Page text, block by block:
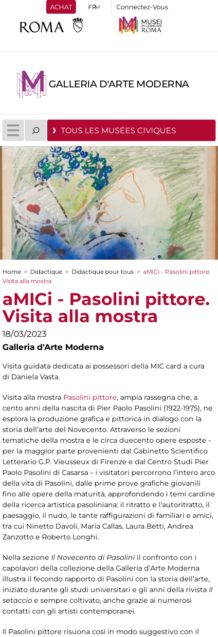
ACHAT Connectez-Vous
GALLERIA D'ARTE MODERNA
TOUS LES MUSÉES CIVIQUES
You are here
Home > Didactique > Didactique pour tous > aMICi - Pasolini pittore.
Visita alla mostra
aMICi - Pasolini pittore.
Visita alla mostra
18/03/2023
Galleria d'Arte Moderna
Visita guidata dedicata ai possessori della MIC card a cura
di Daniela Vasta.
Visita alla mostra Pasolini pittore, ampia rassegna che, a
cento anni della nascita di Pier Paolo Pasolini (1922-1975), ne
esplora la produzione grafica e pittorica in dialogo con la
storia dell’arte del Novecento. Attraverso le sezioni
tematiche della mostra e le circa duecento opere esposte -
per la maggior parte provenienti dal Gabinetto Scientifico
Letterario G.P. Vieusseux di Firenze e dal Centro Studi Pier
Paolo Pasolini di Casarsa – i visitatori percorrono l’intero arco
della vita di Pasolini, dalle prime prove grafiche giovanili
fino alle opere della maturità, approfondendo i temi cardine
della ricerca artistica pasoliniana: il ritratto e l’autoritratto, il
paesaggio, il nudo, le tante raffigurazioni di familiari e amici,
tra cui Ninetto Davoli, Maria Callas, Laura Betti, Andrea
Zanzotto e Roberto Longhi.
Nella sezione Il Novecento di Pasolini il confronto con i
capolavori della collezione della Galleria d’Arte Moderna
illustra il fecondo rapporto di Pasolini con la storia dell’arte,
iniziato durante gli studi universitari e gli anni della rivista Il
setaccio e sempre coltivato, anche grazie ai numerosi
contatti con gli artisti contemporanei.
Il Pasolini pittore risuona così in modo suggestivo con il